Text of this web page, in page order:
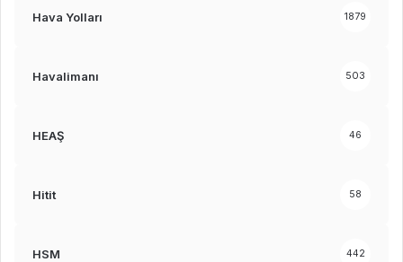
Hava Yolları 1879
Havalimanı 503
HEAŞ 46
Hitit 58
HSM 442